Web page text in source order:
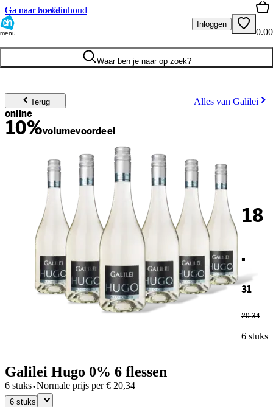
Ga naar hoofdinhoud
Ga naar zoeken
menu
Inloggen
0.00
Waar ben je naar op zoek?
Terug Alles van Galilei
online
10%volumevoordeel
18
.
31
20.34
6 stuks
Galilei Hugo 0% 6 flessen
6 stuks·Normale prijs per € 20,34
6 stuks